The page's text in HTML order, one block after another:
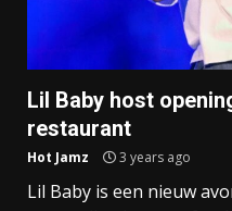
Lil Baby host
restaurant
Hot Jamz 3 years ago
Lil Baby is een nieuw